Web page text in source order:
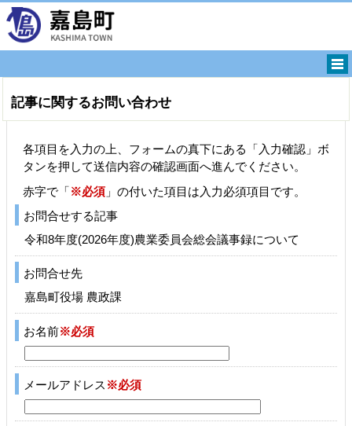
記事に関するお問い合わせ
各項目を入力の上、フォームの真下にある「入力確認」ボ
タンを押して送信内容の確認画面へ進んでください。
赤字で「※必須 」の付いた項目は入力必須項目です。
お問合せする記事
令和8年度(2026年度)農業委員会総会議事録について
お問合せ先
嘉島町役場 農政課
お名前※必須
メールアドレス ※必須